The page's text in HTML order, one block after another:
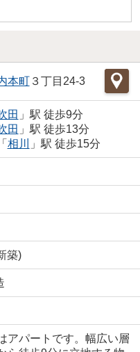
本町３丁目24-3
田 」駅 徒歩9分
田 」駅 徒歩13分
「 相川 」駅 徒歩15分
築)
アパートです。幅広い層